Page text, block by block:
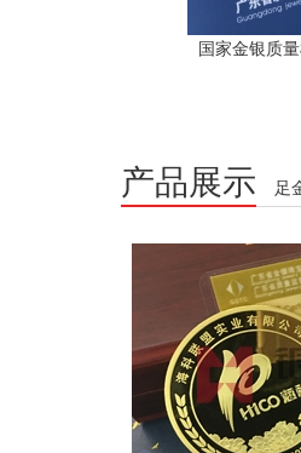
国家金银质
产品展示 足